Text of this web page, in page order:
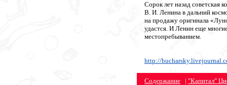
Сорок лет назад советская
В. И. Ленина в дальний
на продажу оригинала
удастся. И Ленин еще
местопребыванием.
http://
Содержание | "Капитал"